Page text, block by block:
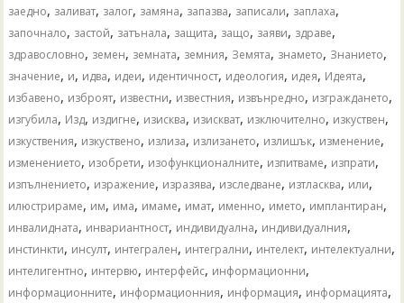
заедно, заливат, залог, замяна, запазва, записали, заплаха,
започнало, застой, затънала, защита, защо, заяви, здраве,
здравословно, земен, земната, земния, Земята, знамето, Знанието,
значение, и, идва, идеи, идентичност, идеология, идея, Идеята,
избавено, изброят, известни, известния, извънредно, изграждането,
изгубила, Изд, издигне, изисква, изискват, изключително, изкуствен,
изкуствения, изкуствено, излиза, излизането, излишък, изменение,
изменението, изобрети, изофункционалните, изпитваме, изпрати,
изпълнението, изражение, изразява, изследване, изтласква, или,
илюстрираме, им, има, имаме, имат, именно, името, имплантиран,
инвалидната, инвариантност, индивидуална, индивидуалния,
инстинкти, инсулт, интегрален, интегрални, интелект, интелектуални,
интелигентно, интервю, интерфейс, информационни,
информационните, информационния, информация, информацията,